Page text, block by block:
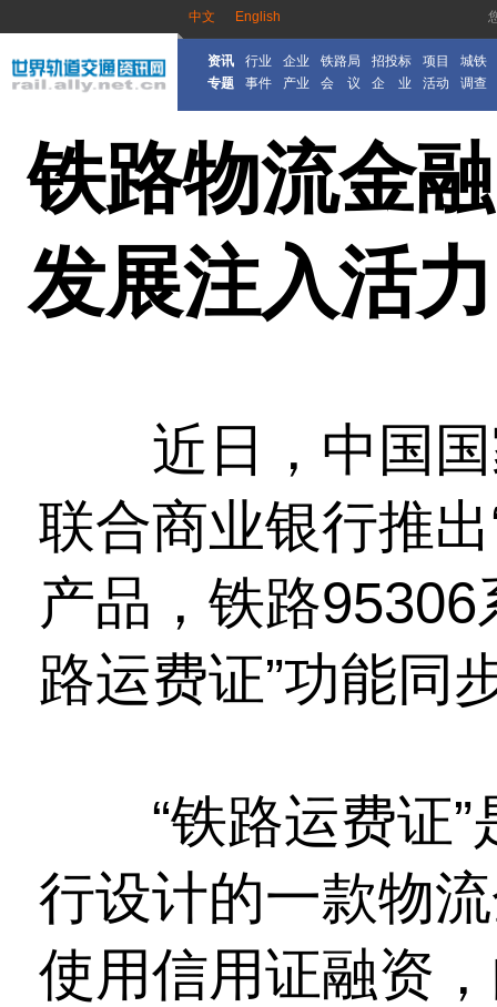
中文 English
资讯 行业 企业 铁路局 招投标 项目
城铁
专题
事件 产业 会 议 企 业 活动 调查
铁路物流金
发展注入活力
近日，中国国
联合商业银行推
产品，铁路
路运费证”功能同
“铁路运费证”
行设计的一款物
使用信用证融资